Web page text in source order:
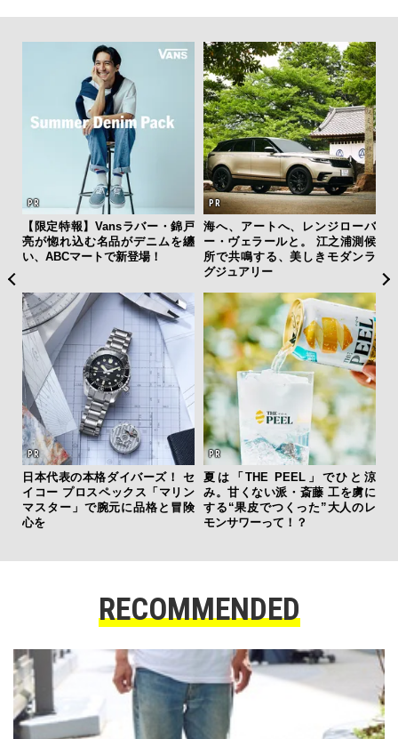
【限定特報】Vansラバー・錦戸
亮が惚れ込む名品がデニムを纏
い、ABCマートで新登場！
海へ、アートへ、レンジローバ
ー・ヴェラールと。 江之浦測候
所で共鳴する、美しきモダンラ
グジュアリー
日本代表の本格ダイバーズ！ セ
イコー プロスペックス「マリン
マスター」で腕元に品格と冒険
心を
夏は「THE PEEL」でひと涼
み。甘くない派・斎藤 工を虜に
する“果皮でつくった”大人のレ
モンサワーって！？
RECOMMENDED